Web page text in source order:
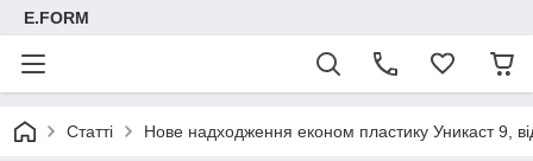
E.FORM
Статті Нове надходження економ пластику Уникаст 9,